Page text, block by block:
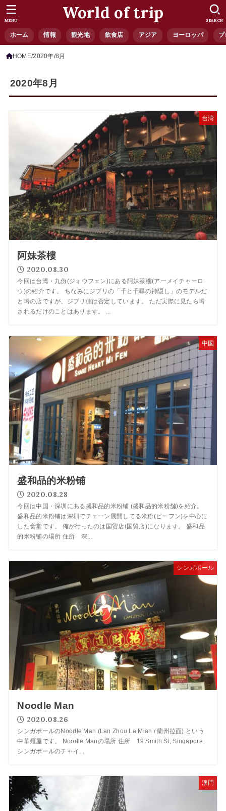
World of trip
ホーム 情報 観光地 飲食店 アジア ヨーロッパ プ
SEARCH
MENU
HOME 2020年 8月
2020年8月
台湾
阿妹茶樓
2020.08.30
今回は台湾・九份(ジォウフェン)にある阿妹茶樓(アーメイチャーロ
ウ)の紹介です。 ちなみにジブリの「千と千尋の神隠し」のモデルだ
と噂の店ですが、ジブリ側は否定しています。 ただ実際に見たら噂
されるだけのことはあります。 ...
中国
盛和品的米粉铺
2020.08.28
今回は中国・深圳にある盛和品的米粉铺 (盛和品的米粉舗)を紹介。
盛和品的米粉铺は深圳でチェーン展開してる米粉(ビーフン)を中心に
した食堂です。 俺が行ったのは国贸店(国貿店)になります。 盛和品
的米粉铺の場所 住所 深...
シンガポール
Noodle Man
2020.08.26
シンガポールのNoodle Man (Lan Zhou La Mian / 蘭州拉面) という
中華麺屋です。 Noodle Manの場所 住所 19 Smith St, Singapore
シンガポールのチャイ...
澳門